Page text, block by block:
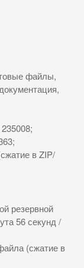
файлы,
в ZIP/
резервной
56 секунд /
(сжатие в